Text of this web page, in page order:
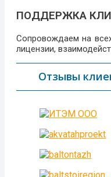
ПОДДЕРЖКА
Сопровождаем на
лицензии,
Отзывы